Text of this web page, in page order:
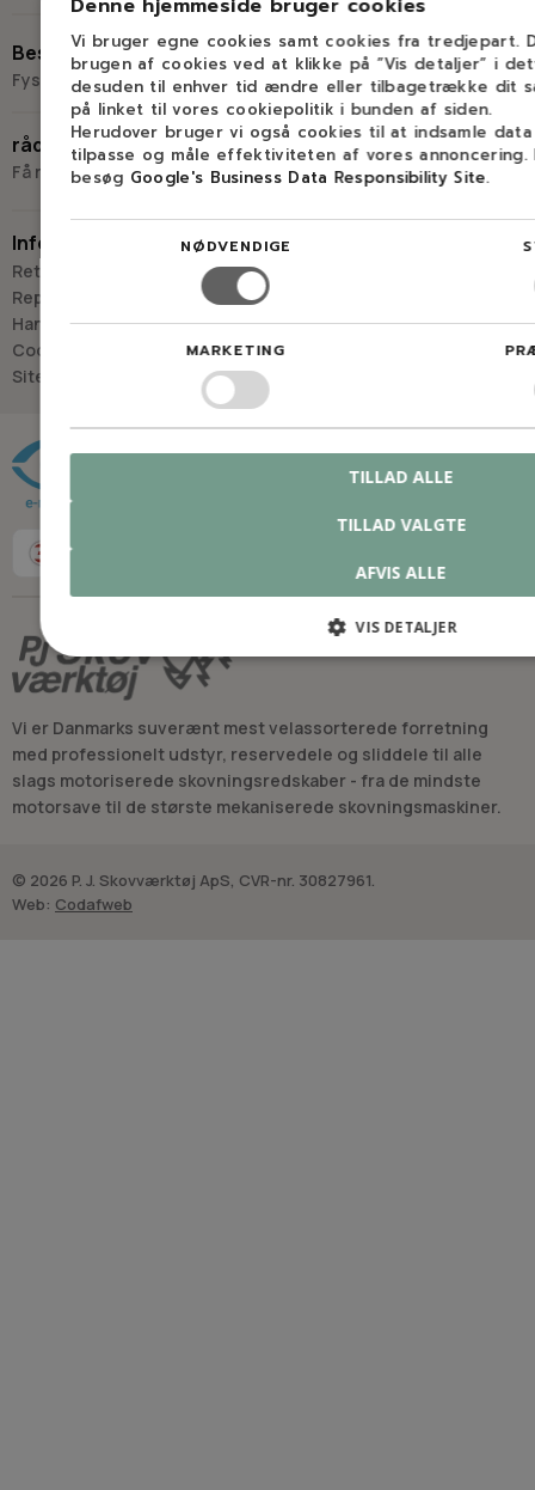
+45 98 17 27 33
Skriv til os
Besøg os
Fysisk butik og kompetencecenter
Virkelyst 3
9400 Nørresundby
Lørdag & søndag: Lukket
råd og vejledning
Få råd og vejledning hos Savdoktoren
“Vi bygger vores løsninger på viden, erfaring og faglig indsigt
- så du kan træffe
det rigtige valg, hver gang.
- Jan “Savdoktoren” Østergaard
Information
Retur
Reparation
Handelsbetingelser
Cookies
Sitemap
Vi er Danmarks suverænt mest velassorterede forretning
med professionelt udstyr, reservedele og sliddele til alle
slags motoriserede skovningsredskaber - fra de mindste
motorsave til de største mekaniserede skovningsmaskiner.
© 2026 P. J. Skovværktøj ApS, CVR-nr. 30827961.
Web: Codafweb
Vi bruger egne cookies samt cookies fra tredjepart.
brugen af cookies ved at klikke på ”Vis detaljer” i
desuden til enhver tid ændre eller tilbagetrække dit
på linket til vores cookiepolitik i bunden af siden.
Herudover bruger vi også cookies til at indsamle
tilpasse og måle effektiviteten af vores annoncering.
besøg Google's Business Data Responsibility Site.
NØDVENDIGE
MARKETING
TILLAD VALGTE
TILLAD ALLE
AFVIS ALLE
VIS DETALJER